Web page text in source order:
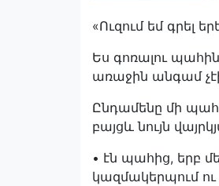
«Ուզում եմ գրել
Ես գոռալու
առաջին անգամ
Ընդամենը մի պահ
բայցև նույն
• էն պահից, երբ
կազմակերպում ու